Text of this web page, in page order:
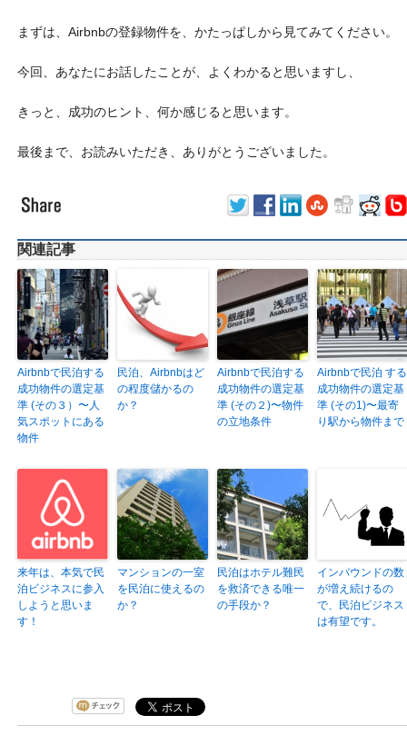
まずは、Airbnbの登録物件を、かたっぱしから見てみてください。
今回、あなたにお話したことが、よくわかると思いますし、
きっと、成功のヒント、何か感じると思います。
最後まで、お読みいただき、ありがとうございました。
関連記事
Airbnbで民泊する
成功物件の選定基
準 (その３）〜人
気スポットにある
物件
民泊、Airbnbはど
の程度儲かるの
か？
Airbnbで民泊する
成功物件の選定基
準 (その２)〜物件
の立地条件
Airbnbで民泊 する
成功物件の選定基
準 (その1)〜最寄
り駅から物件まで
来年は、本気で民
泊ビジネスに参入
しようと思いま
す！
マンションの一室
を民泊に使えるの
か？
民泊はホテル難民
を救済できる唯一
の手段か？
インバウンドの数
が増え続けるの
で、民泊ビジネス
は有望です。